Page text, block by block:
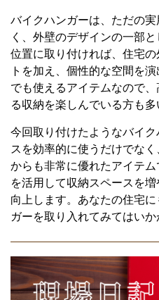
バイクハンガーは、ただの
く、外壁のデザインの一部
位置に取り付ければ、住宅
トを加え、個性的な空間を
でも使えるアイテムなので
る収納を楽しんでいる方も多
今回取り付けたようなバイ
スを効率的に使うだけでな
からも非常に優れたアイテ
を活用して収納スペースを
向上します。あなたの住宅
ガーを取り入れてみてはいか